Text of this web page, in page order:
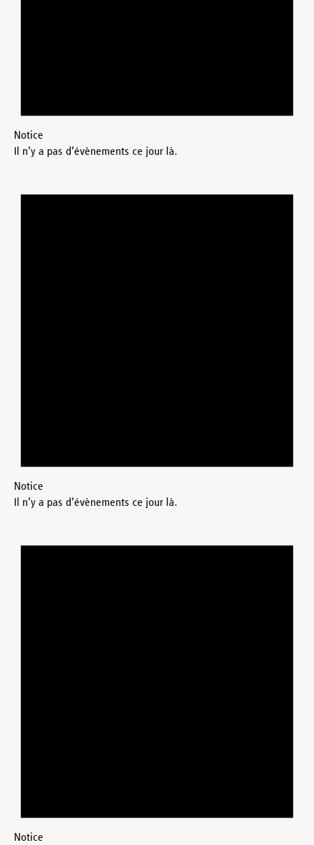
Notice
Il n’y a pas d’évènements ce jour là.
Notice
Il n’y a pas d’évènements ce jour là.
Notice